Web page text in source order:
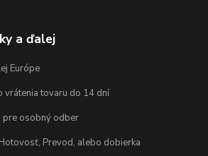
a ďalej
Európe
vrátenia tovaru do 14 dní
pre osobný odber
Prevod, alebo dobierka